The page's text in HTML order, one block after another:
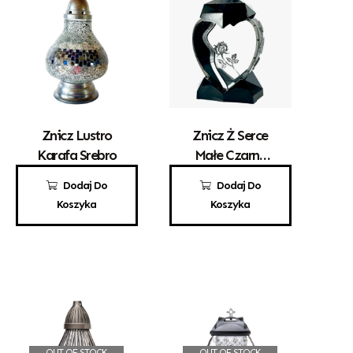
Dodaj Do
Koszyka
Znicz Lustro
Karafa Srebro
95,00 zł
Dodaj Do
Koszyka
Znicz Ż Serce
Małe Czarne
69,00 zł